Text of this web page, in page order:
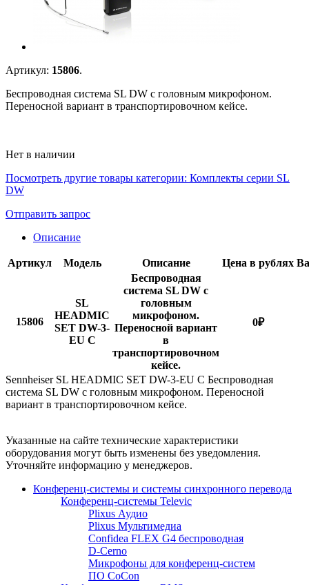
Артикул: 15806.
Беспроводная система SL DW с головным микрофоном.
Переносной вариант в транспортировочном кейсе.
Нет в наличии
Посмотреть другие товары категории: Комплекты серии SL
DW
Отправить запрос
Описание
Артикул Модель Описание Цена в рублях
15806
SL
HEADMIC
SET DW-3-
EU C
Беспроводная
система SL DW с
головным
микрофоном.
Переносной вариант
в
транспортировочном
кейсе.
0₽
Sennheiser SL HEADMIC SET DW-3-EU C Беспроводная
система SL DW с головным микрофоном. Переносной
вариант в транспортировочном кейсе.
Указанные на сайте технические характеристики
оборудования могут быть изменены без уведомления.
Уточняйте информацию у менеджеров.
Конференц-системы и системы синхронного перевода
Конференц-системы Televic
Plixus Аудио
Plixus Мультимедиа
Confidea FLEX G4 беспроводная
D-Cerno
Микрофоны для конференц-систем
ПО CoCon